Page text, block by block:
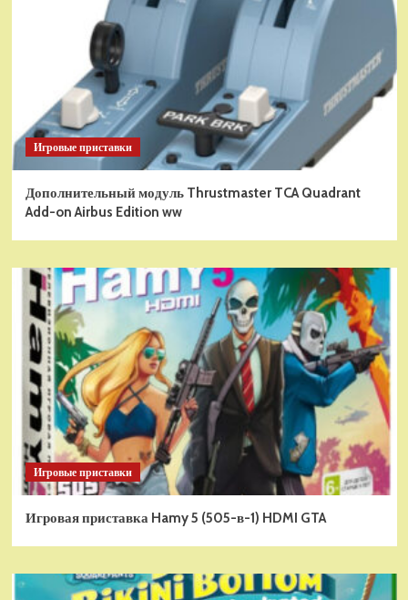
Игровые приставки
Дополнительный модуль Thrustmaster TCA Quadrant
Add-on Airbus Edition ww
Игровые приставки
Игровая приставка Hamy 5 (505-в-1) HDMI GTA